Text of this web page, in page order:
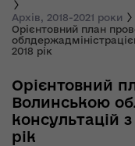
Архів, 2018-2021 роки
Орієнтовний план
2018 рік
Орієнтовний
Волинською
консультацій
рік